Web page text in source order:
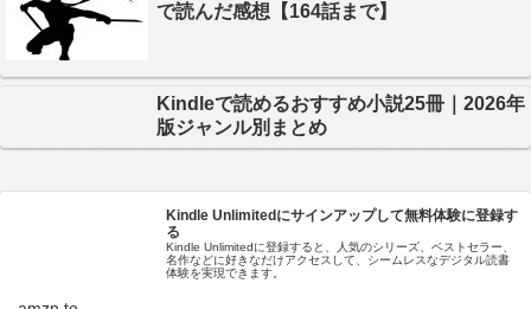
で読んだ感想【164話まで】
Kindleで読めるおすすめ小説25冊｜2026年
版ジャンル別まとめ
Kindle Unlimitedにサインアップして無料体験に登録す
る
Kindle Unlimitedに登録すると、人気のシリーズ、ベストセラー、
名作などに好きなだけアクセスして、シームレスなデジタル読書
体験を実現できます。